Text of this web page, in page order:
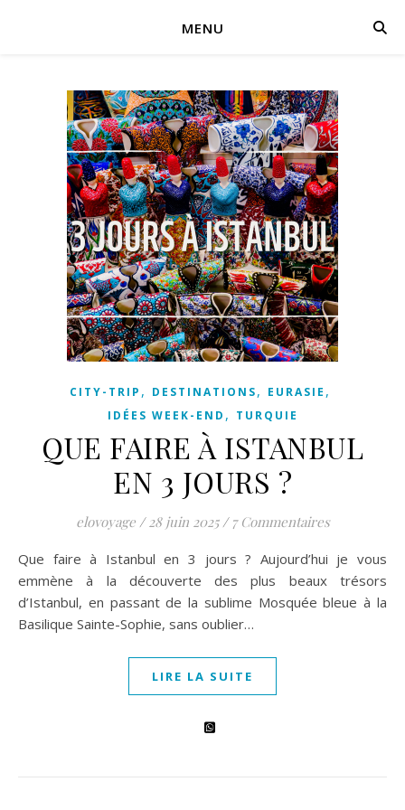
MENU
CITY-TRIP , DESTINATIONS, EURASIE ,
IDÉES WEEK-END , TURQUIE
QUE FAIRE À ISTANBUL
EN 3 JOURS ?
elovoyage / 28 juin 2025 / 7 Commentaires
Que faire à Istanbul en 3 jours ? Aujourd’hui je vous
emmène à la découverte des plus beaux trésors
d’Istanbul, en passant de la sublime Mosquée bleue à la
Basilique Sainte-Sophie, sans oublier…
LIRE LA SUITE